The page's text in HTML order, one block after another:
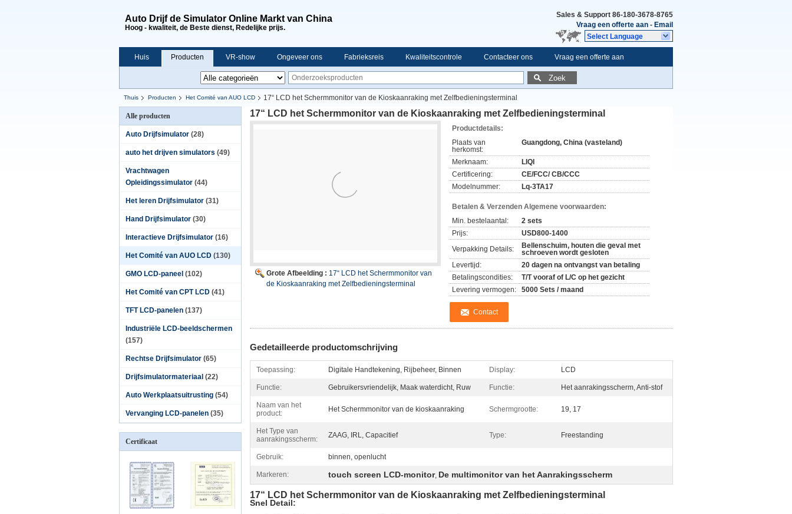
Auto Drijf de Simulator Online Markt van China
Hoog - kwaliteit, de Beste dienst, Redelijke prijs.
Sales & Support 86-180-3678-8765
Vraag een offerte aan - Email
Select Language
Huis Producten VR-show Ongeveer ons Fabrieksreis Kwaliteitscontrole Contacteer ons Vraag een offerte aan
Zoek
Thuis Producten Het Comité van AUO LCD 17“ LCD het Schermmonitor van de Kioskaanraking met Zelfbedieningsterminal
Alle producten
Auto Drijfsimulator (28)
auto het drijven simulators (49)
Vrachtwagen
Opleidingssimulator (44)
Het leren Drijfsimulator (31)
Hand Drijfsimulator (30)
Interactieve Drijfsimulator (16)
Het Comité van AUO LCD (130)
GMO LCD-paneel (102)
Het Comité van CPT LCD (41)
TFT LCD-panelen (137)
Industriële LCD-beeldschermen
(157)
Rechtse Drijfsimulator (65)
Drijfsimulatormateriaal (22)
Auto Werkplaatsuitrusting (54)
Vervanging LCD-panelen (35)
Certificaat
17“ LCD het Schermmonitor van de Kioskaanraking met Zelfbedieningsterminal
Grote Afbeelding : 17“ LCD het Schermmonitor van
de Kioskaanraking met Zelfbedieningsterminal
Productdetails:
Plaats van
herkomst:
Guangdong, China (vasteland)
Merknaam:
LIQI
Certificering:
CE/FCC/ CB/CCC
Modelnummer:
Lq-3TA17
Betalen & Verzenden Algemene voorwaarden:
Min. bestelaantal:
2 sets
Prijs:
USD800-1400
Verpakking Details:
Bellenschuim, houten die geval met
schroeven wordt gesloten
Levertijd:
20 dagen na ontvangst van betaling
Betalingscondities:
T/T vooraf of L/C op het gezicht
Levering vermogen:
5000 Sets / maand
Contact
Gedetailleerde productomschrijving
Toepassing: Digitale Handtekening, Rijbeheer, Binnen Display: LCD
Functie: Gebruikersvriendelijk, Maak waterdicht, Ruw Functie: Het aanrakingsscherm, Anti-stof
Naam van het
product:
Het Schermmonitor van de kioskaanraking Schermgrootte: 19, 17
Het Type van
aanrakingsscherm:
ZAAG, IRL, Capacitief Type: Freestanding
Gebruik: binnen, openlucht
Markeren: touch screen LCD-monitor, De multimonitor van het Aanrakingsscherm
17“ LCD het Schermmonitor van de Kioskaanraking met Zelfbedieningsterminal
Snel Detail: